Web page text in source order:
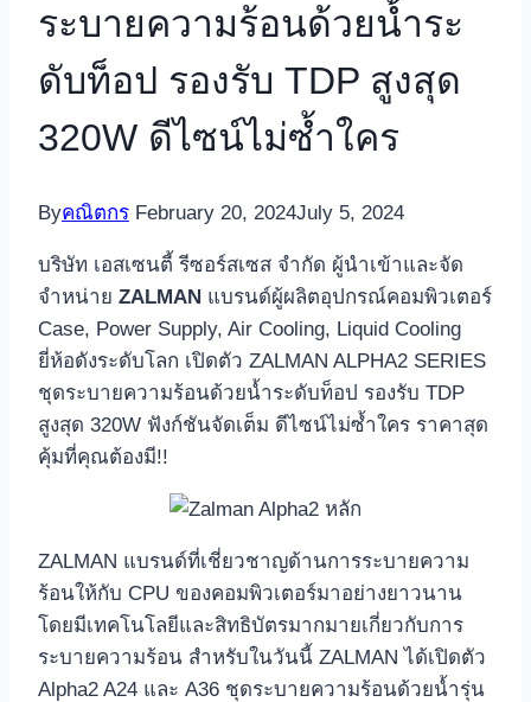
ระบายความร้อนด้วยน้ำระ
ดับท็อป รองรับ TDP สูงสุด
320W ดีไซน์ไม่ซ้ำใคร
Byคณิตกร February 20, 2024July 5, 2024
บริษัท เอสเซนตี้ รีซอร์สเซส จำกัด ผู้นำเข้าและจัด
จำหน่าย ZALMAN แบรนด์ผู้ผลิตอุปกรณ์คอมพิวเตอร์
Case, Power Supply, Air Cooling, Liquid Cooling
ยี่ห้อดังระดับโลก เปิดตัว ZALMAN ALPHA2 SERIES
ชุดระบายความร้อนด้วยน้ำระดับท็อป รองรับ TDP
สูงสุด 320W ฟังก์ชันจัดเต็ม ดีไซน์ไม่ซ้ำใคร ราคาสุด
คุ้มที่คุณต้องมี!!
ZALMAN แบรนด์ที่เชี่ยวชาญด้านการระบายความ
ร้อนให้กับ CPU ของคอมพิวเตอร์มาอย่างยาวนาน
โดยมีเทคโนโลยีและสิทธิบัตรมากมายเกี่ยวกับการ
ระบายความร้อน สำหรับในวันนี้ ZALMAN ได้เปิดตัว
Alpha2 A24 และ A36 ชุดระบายความร้อนด้วยน้ำรุ่น